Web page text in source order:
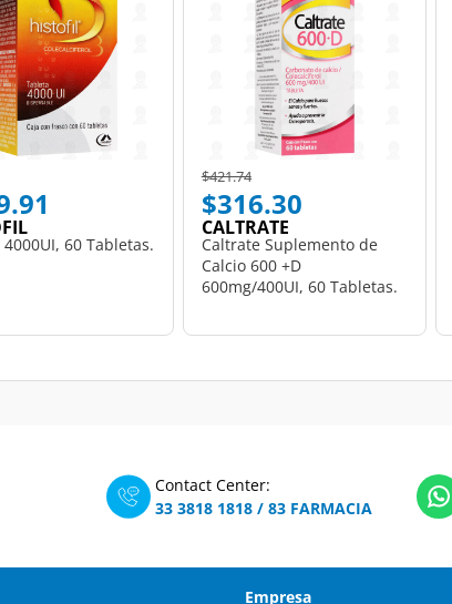
from
60 Tabletas.
Price reduced from
$421.74to
$316.30
CALTRATE
Caltrate Suplemento de
Calcio 600 +D
600mg/400UI, 60 Tabletas.
Contact Center:
33 3818 1818 / 83 FARMACIA
Empresa